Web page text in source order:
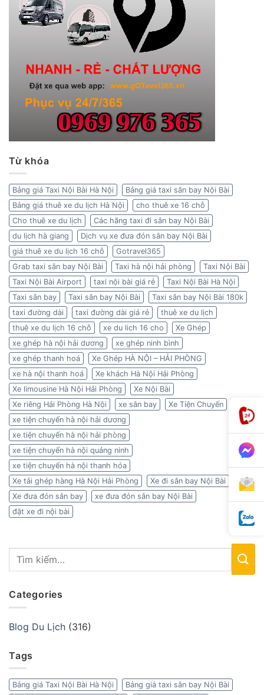
Từ khóa
Bảng giá Taxi Nội Bài Hà Nội
Bảng giá taxi sân bay Nội Bài
Bảng giá thuê xe du lịch Hà Nội
cho thuê xe 16 chỗ
Cho thuê xe du lịch
Các hãng taxi đi sân bay Nội Bài
du lịch hà giang
Dịch vụ xe đưa đón sân bay Nội Bài
giá thuê xe du lịch 16 chỗ
Gotravel365
Grab taxi sân bay Nội Bài
Taxi hà nội hải phòng
Taxi Nội Bài
Taxi Nội Bài Airport
taxi nội bài giá rẻ
Taxi Nội Bài Hà Nội
Taxi sân bay
Taxi sân bay Nội Bài
Taxi sân bay Nội Bài 180k
taxi đường dài
taxi đường dài giá rẻ
thuê xe du lịch
thuê xe du lịch 16 chỗ
xe du lich 16 cho
Xe Ghép
xe ghép hà nội hải dương
xe ghép ninh bình
xe ghép thanh hoá
Xe Ghép HÀ NỘI – HẢI PHÒNG
xe hà nội thanh hoá
Xe khách Hà Nội Hải Phòng
Xe limousine Hà Nội Hải Phòng
Xe Nội Bài
Xe riêng Hải Phòng Hà Nội
xe sân bay
Xe Tiện Chuyến
xe tiện chuyến hà nội hải dương
xe tiện chuyến hà nội hải phòng
xe tiện chuyến hà nội quảng ninh
xe tiện chuyến hà nội thanh hóa
Xe tải ghép hàng Hà Nội Hải Phòng
Xe đi sân bay Nội Bài
Xe đưa đón sân bay
xe đưa đón sân bay Nội Bài
đặt xe đi nội bài
Categories
Blog Du Lịch (316)
Tags
Bảng giá Taxi Nội Bài Hà Nội
Bảng giá taxi sân bay Nội Bài